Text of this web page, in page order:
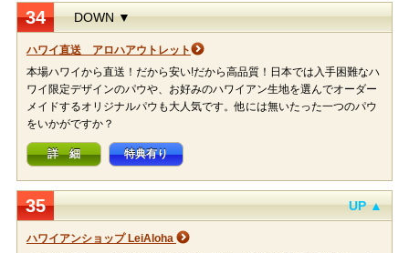
34 DOWN ▼
ハワイ直送 アロハアウトレット
本場ハワイから直送！だから安い!だから高品質！日本では入手困難なハ
ワイ限定デザインのパウや、お好みのハワイアン生地を選んでオーダー
メイドするオリジナルパウも大人気です。他には無いたった一つのパウ
をいかがですか？
詳 細 特典有り
35 UP ▲
ハワイアンショップ LeiAloha